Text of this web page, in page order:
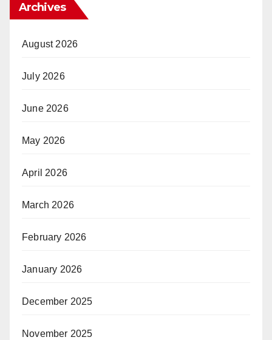
Archives
August 2026
July 2026
June 2026
May 2026
April 2026
March 2026
February 2026
January 2026
December 2025
November 2025